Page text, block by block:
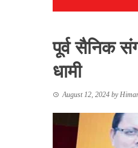
पूर्व सैनिक
धामी
August 12, 2024 by